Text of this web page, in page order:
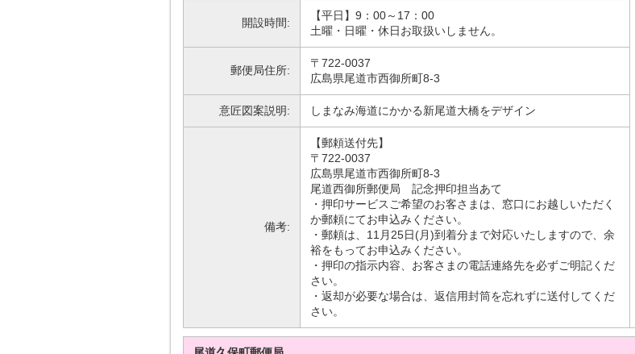
開設時間:
【平日】9：00～17：00
土曜・日曜・休日お取扱いしません。
郵便局住所:
〒722-0037
広島県尾道市西御所町8-3
意匠図案説明: しまなみ海道にかかる新尾道大橋をデザイン
備考:
【郵頼送付先】
〒722-0037
広島県尾道市西御所町8-3
尾道西御所郵便局 記念押印担当あて
・押印サービスご希望のお客さまは、窓口にお越しいただく
か郵頼にてお申込みください。
・郵頼は、11月25日(月)到着分まで対応いたしますので、余
裕をもってお申込みください。
・押印の指示内容、お客さまの電話連絡先を必ずご明記くだ
さい。
・返却が必要な場合は、返信用封筒を忘れずに送付してくだ
さい。